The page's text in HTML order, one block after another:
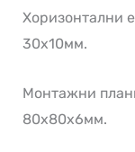
Хоризонтални
30х10мм.
Монтажни
80х80х6мм.